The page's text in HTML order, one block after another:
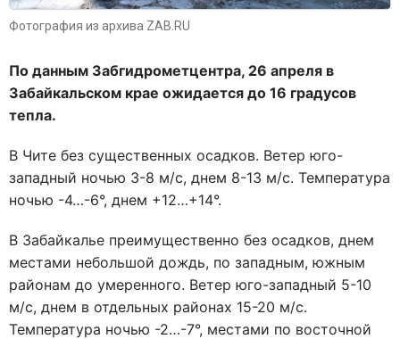
Фотография из архива ZAB.RU
По данным Забгидрометцентра, 26 апреля в
Забайкальском крае ожидается до 16 градусов
тепла.
В Чите без существенных осадков. Ветер юго-
западный ночью 3-8 м/с, днем 8-13 м/с. Температура
ночью -4…-6°, днем +12…+14°.
В Забайкалье преимущественно без осадков, днем
местами небольшой дождь, по западным, южным
районам до умеренного. Ветер юго-западный 5-10
м/с, днем в отдельных районах 15-20 м/с.
Температура ночью -2…-7°, местами по восточной